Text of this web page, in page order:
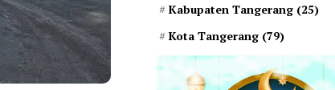
Kabupaten Tangerang (25)
Kota Tangerang (79)